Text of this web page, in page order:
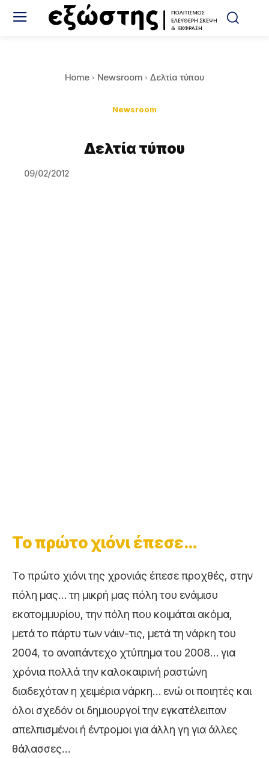
Home Newsroom Δελτία τύπου
Newsroom
Δελτία τύπου
09/02/2012
Το πρώτο χιόνι έπεσε…
Το πρώτο χιόνι της χρονιάς έπεσε προχθές, στην
πόλη μας… τη μικρή μας πόλη του ενάμισυ
εκατομμυρίου, την πόλη που κοιμάται ακόμα,
μετά το πάρτυ των νάιν-τις, μετά τη νάρκη του
2004, το αναπάντεχο χτύπημα του 2008… για
χρόνια πολλά την καλοκαιρινή ραστώνη
διαδεχόταν η χει­μέρια νάρκη… ενώ οι ποιητές και
όλοι σχεδόν οι δημιουργοί την εγκατέλειπαν
απελπισμένοι ή έντρομοι για άλλη γη για άλλες
θάλασσες…